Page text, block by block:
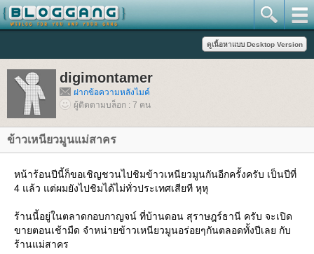
digimontamer
ฝากข้อความหลังไมค์
ผู้ติดตามบล็อก : 7 คน
ข้าวเหนียวมูนแม่สาคร
หน้าร้อนปีนี้ก็ขอเชิญชวนไปชิมข้าวเหนียวมูนกันอีกครั้งครับ เป็นปีที่
4 แล้ว แต่ผมยังไปชิมได้ไม่ทั่วประเทศเสียที หุหุ
ร้านนี้อยู่ในตลาดกอบกาญจน์ ที่บ้านดอน สุราษฎร์ธานี ครับ จะเปิด
ขายตอนเช้ามืด จำหน่ายข้าวเหนียวมูนอร่อยๆกันตลอดทั้งปีเลย กับ
ร้านแม่สาคร